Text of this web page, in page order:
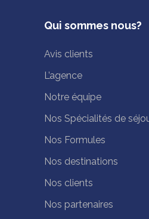
Qui sommes nous?
Avis clients
L’agence
Notre équipe
Nos Spécialités de
Nos Formules
Nos destinations
Nos clients
Nos partenaires